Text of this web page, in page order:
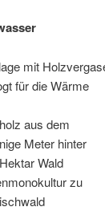
mit
für die Wärme
aus dem
Meter hinter
Wald
zu